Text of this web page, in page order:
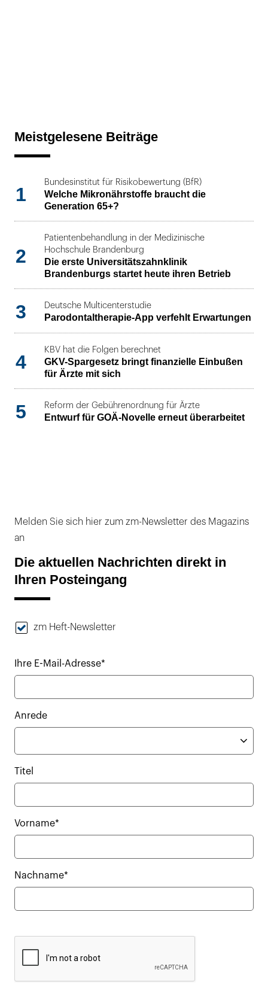
Meistgelesene Beiträge
1
Bundesinstitut für Risikobewertung (BfR)
Welche Mikronährstoffe braucht die
Generation 65+?
2
Patientenbehandlung in der Medizinische
Hochschule Brandenburg
Die erste Universitätszahnklinik
Brandenburgs startet heute ihren Betrieb
3 Deutsche Multicenterstudie
Parodontaltherapie-App verfehlt Erwartungen
4
KBV hat die Folgen berechnet
GKV-Spargesetz bringt finanzielle Einbußen
für Ärzte mit sich
5 Reform der Gebührenordnung für Ärzte
Entwurf für GOÄ-Novelle erneut überarbeitet
Melden Sie sich hier zum zm-Newsletter des Magazins
an
Die aktuellen Nachrichten direkt in
Ihren Posteingang
zm Heft-Newsletter
Ihre E-Mail-Adresse*
Anrede
Titel
Vorname*
Nachname*